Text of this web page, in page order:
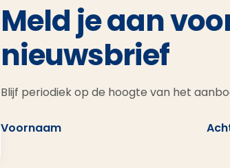
Meld je aan
nieuwsbrief
Blijf periodiek op de hoogte van het
Voornaam